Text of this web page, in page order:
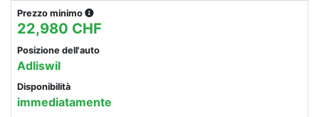
Prezzo minimo
22,980 CHF
Posizione dell'auto
Adliswil
Disponibilità
immediatamente